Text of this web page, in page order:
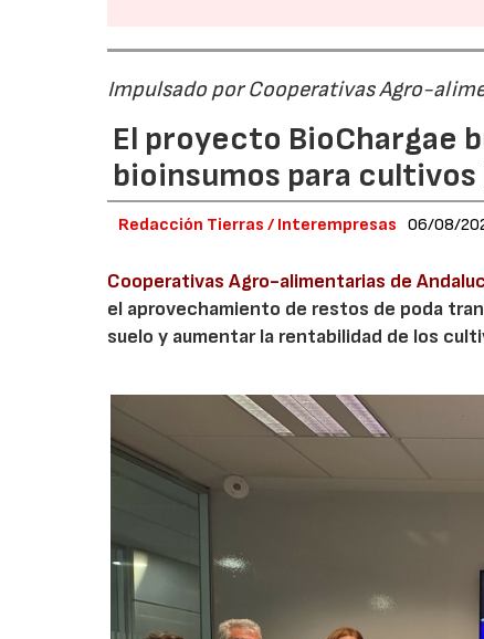
Impulsado por Cooperativas Agro-
El proyecto BioChargae
bioinsumos para cultivos
Redacción Tierras / Interempresas 06/08/
Cooperativas Agro-alimentarias de
el aprovechamiento de restos de poda
suelo y aumentar la rentabilidad de los